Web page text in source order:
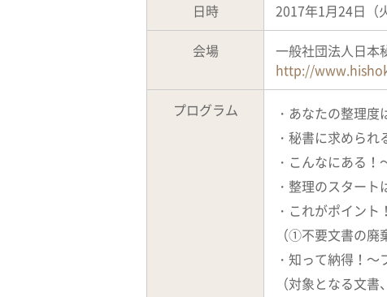
日時 2017年1月24日（
会場
一般社団法人日本
http://
プログラム
・あなたの整理度
・秘書に求めら
・こんなにある
・整理のスター
・これがポイン
（①不要文書の
・知って納得！
（対象となる文